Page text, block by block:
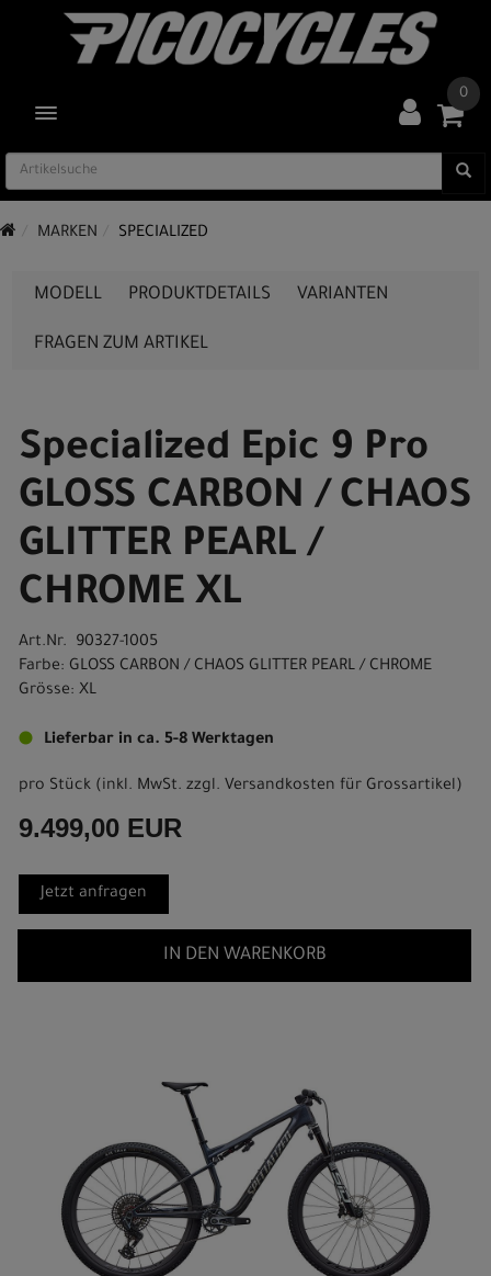
TOGGLE NAVIGATION
0
MARKEN SPECIALIZED
MODELL PRODUKTDETAILS VARIANTEN
FRAGEN ZUM ARTIKEL
Specialized Epic 9 Pro
GLOSS CARBON / CHAOS
GLITTER PEARL /
CHROME XL
Art.Nr. 90327-1005
Farbe: GLOSS CARBON / CHAOS GLITTER PEARL / CHROME
Grösse: XL
Lieferbar in ca. 5-8 Werktagen
pro Stück (inkl. MwSt. zzgl. Versandkosten für Grossartikel)
9.499,00 EUR
Jetzt anfragen
IN DEN WARENKORB